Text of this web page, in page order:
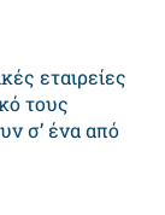
εταιρείες
τους
σ’ ένα από